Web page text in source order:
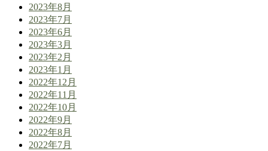
2023年8月
2023年7月
2023年6月
2023年3月
2023年2月
2023年1月
2022年12月
2022年11月
2022年10月
2022年9月
2022年8月
2022年7月